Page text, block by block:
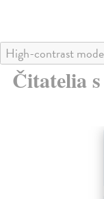
High-contrast mode
Čitatelia